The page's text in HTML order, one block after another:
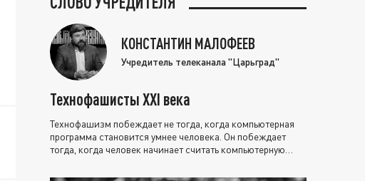
КОНСТАНТИН МАЛОФЕЕВ
Учредитель телеканала "Царьград"
Технофашисты XXI века
Технофашизм побеждает не тогда, когда компьютерная
программа становится умнее человека. Он побеждает
тогда, когда человек начинает считать компьютерную